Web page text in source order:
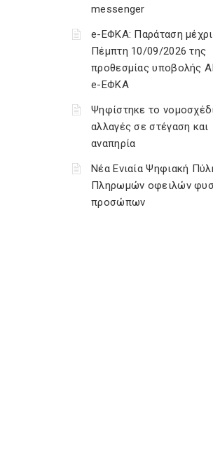
messenger
e-ΕΦΚΑ: Παράταση μέχρι
Πέμπτη 10/09/2026 της
προθεσμίας υποβολής
e-ΕΦΚΑ
Ψηφίστηκε το
αλλαγές σε στέγαση και
αναπηρία
Νέα Ενιαία Ψηφιακή
Πληρωμών οφειλών
προσώπων